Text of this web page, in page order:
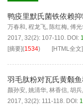
鸭疫里默氏菌铁依赖
万春和, 程龙飞, 陈红梅, 傅
2017, 32(2): 107-110. DOI:
[摘要](1534) [HTML全文]
羽毛肽粉对瓦氏黄颡
颜孙安, 姚清华, 林香信, 胡兵,
2017, 32(2): 111-118. DOI: